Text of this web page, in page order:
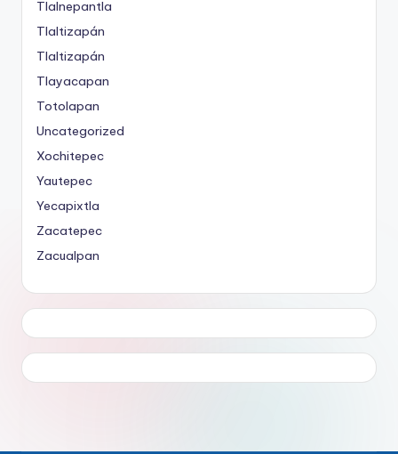
Tlalnepantla
Tlaltizapán
Tlaltizapán
Tlayacapan
Totolapan
Uncategorized
Xochitepec
Yautepec
Yecapixtla
Zacatepec
Zacualpan